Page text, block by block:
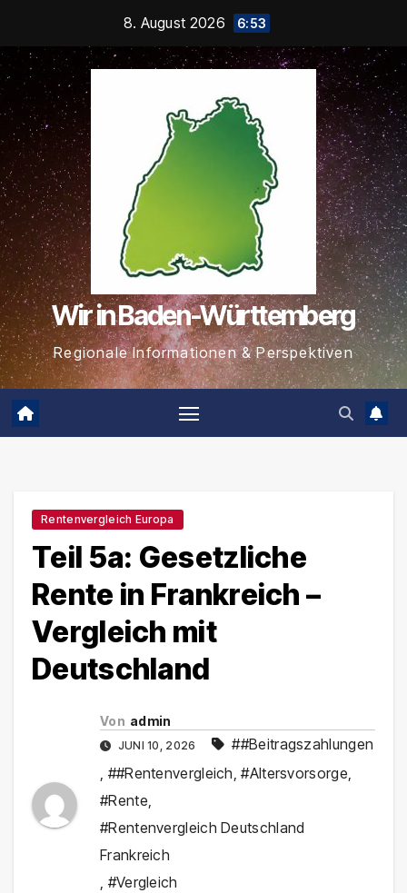
springen
8. August 2026 6:53
Wir in Baden-Württemberg
Regionale Informationen & Perspektiven
Rentenvergleich Europa
Teil 5a: Gesetzliche
Rente in Frankreich –
Vergleich mit
Deutschland
Von admin
JUNI 10, 2026
##Beitragszahlungen
, ##Rentenvergleich,#Altersvorsorge,
#Rente,
#Rentenvergleich Deutschland
Frankreich
, #Vergleich